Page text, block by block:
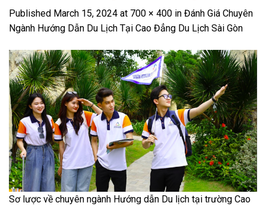
Published March 15, 2024 at 700 × 400 in Đánh Giá Chuyên
Ngành Hướng Dẫn Du Lịch Tại Cao Đẳng Du Lịch Sài Gòn
Sơ lược về chuyên ngành Hướng dẫn Du lịch tại trường Cao